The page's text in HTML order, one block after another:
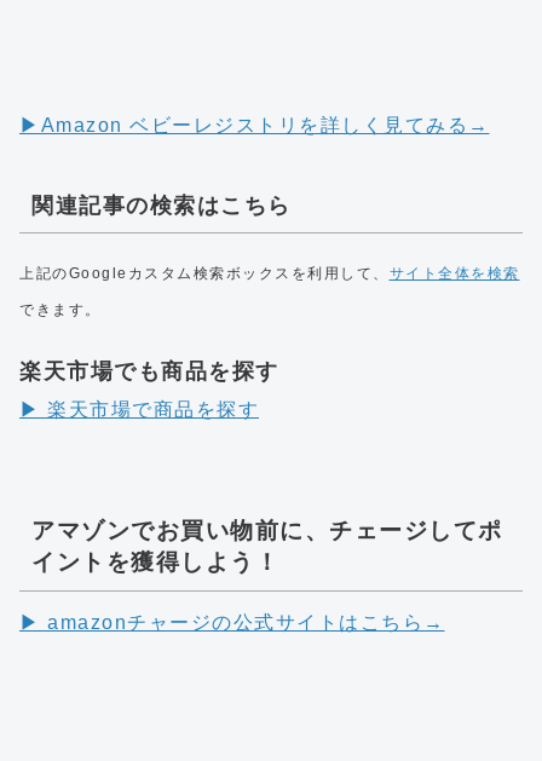
▶︎Amazon ベビーレジストリを詳しく見てみる→
関連記事の検索はこちら
上記のGoogleカスタム検索ボックスを利用して、 サイト全体を検索
できます。
楽天市場でも商品を探す
▶︎ 楽天市場で商品を探す
アマゾンでお買い物前に、チェージしてポ
イントを獲得しよう！
▶︎ amazonチャージの公式サイトはこちら→